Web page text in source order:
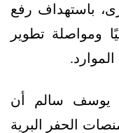
باستهداف رفع
يوميًا ومواصلة تطوير
يوسف سالم أن
الحفر البرية